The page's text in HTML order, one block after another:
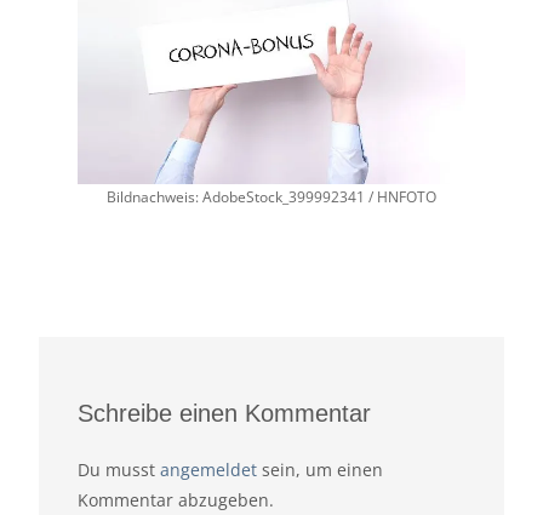
Bildnachweis: AdobeStock_399992341 / HNFOTO
Schreibe einen Kommentar
Du musst angemeldet sein, um einen
Kommentar abzugeben.